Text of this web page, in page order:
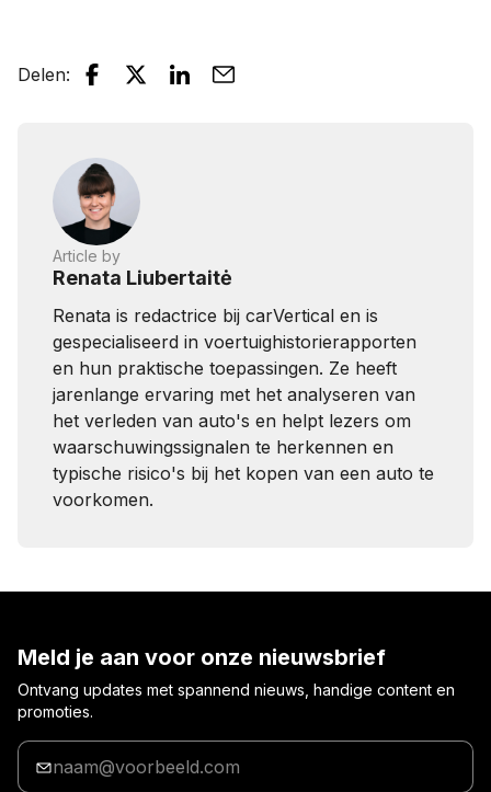
Delen:
Article by
Renata Liubertaitė
Renata is redactrice bij carVertical en is
gespecialiseerd in voertuighistorierapporten
en hun praktische toepassingen. Ze heeft
jarenlange ervaring met het analyseren van
het verleden van auto's en helpt lezers om
waarschuwingssignalen te herkennen en
typische risico's bij het kopen van een auto te
voorkomen.
Meld je aan voor onze nieuwsbrief
Ontvang updates met spannend nieuws, handige content en
promoties.
Voer